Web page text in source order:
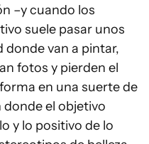
–y cuando los
suele pasar unos
donde van a pintar,
fotos y pierden el
en una suerte de
donde el objetivo
y lo positivo de lo